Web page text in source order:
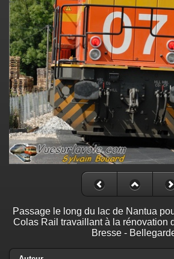
Passage le long du lac de Nantua
Colas Rail travaillant à la rénovation
Bresse -